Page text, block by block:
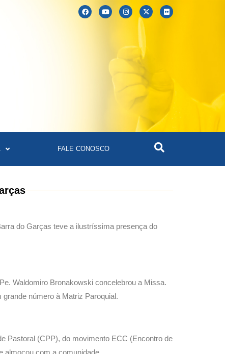
FALE CONOSCO
do Garças teve a ilustríssima presença do
Waldomiro Bronakowski concelebrou a Missa.
número à Matriz Paroquial.
Pastoral (CPP), do movimento ECC (Encontro de
almoçou com a comunidade.